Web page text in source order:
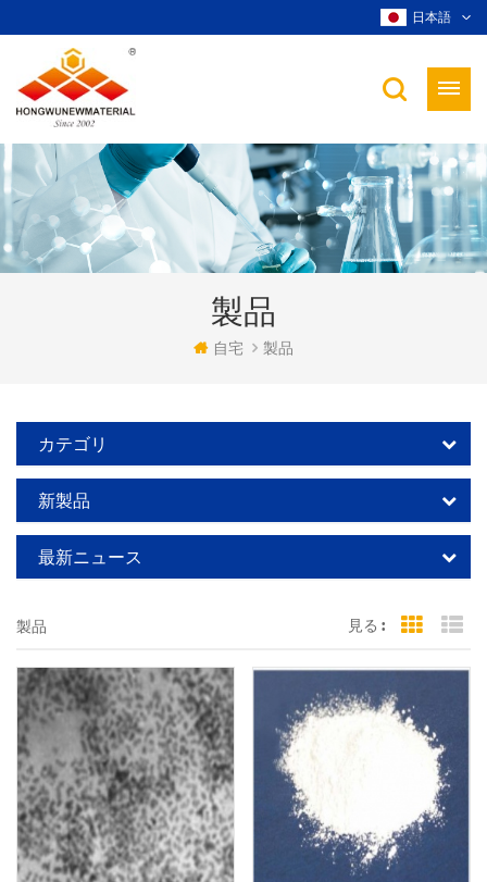
日本語
製品
自宅 製品
カテゴリ
新製品
最新ニュース
製品 見る : Grid